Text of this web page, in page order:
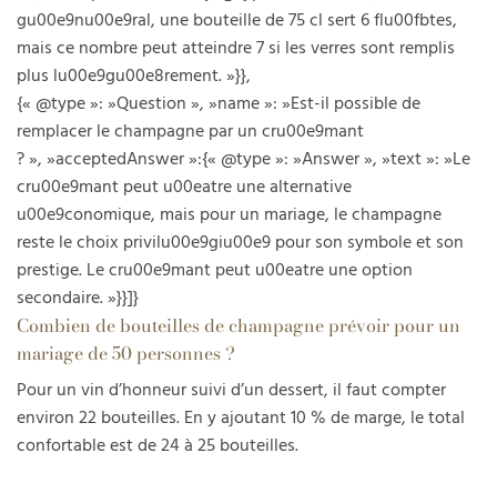
gu00e9nu00e9ral, une bouteille de 75 cl sert 6 flu00fbtes,
mais ce nombre peut atteindre 7 si les verres sont remplis
plus lu00e9gu00e8rement. »}},
{« @type »: »Question », »name »: »Est-il possible de
remplacer le champagne par un cru00e9mant
? », »acceptedAnswer »:{« @type »: »Answer », »text »: »Le
cru00e9mant peut u00eatre une alternative
u00e9conomique, mais pour un mariage, le champagne
reste le choix privilu00e9giu00e9 pour son symbole et son
prestige. Le cru00e9mant peut u00eatre une option
secondaire. »}}]}
Combien de bouteilles de champagne prévoir pour un
mariage de 50 personnes ?
Pour un vin d’honneur suivi d’un dessert, il faut compter
environ 22 bouteilles. En y ajoutant 10 % de marge, le total
confortable est de 24 à 25 bouteilles.